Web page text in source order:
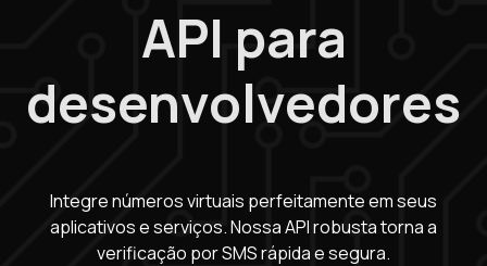
API para
desenvolvedores
Integre números virtuais perfeitamente em seus
aplicativos e serviços. Nossa API robusta torna a
verificação por SMS rápida e segura.